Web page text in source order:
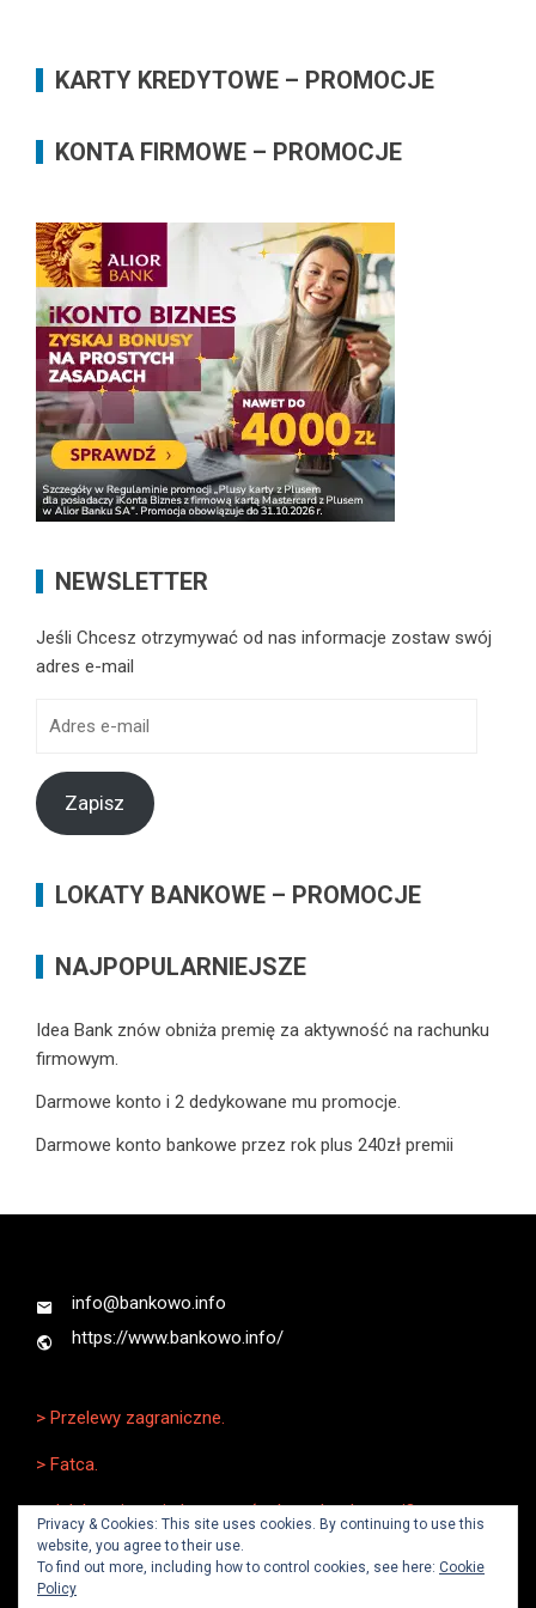
Privacy & Cookies: This site uses cookies. By continuing to use this
website, you agree to their use.
To find out more, including how to control cookies, see here: Cookie
Policy
KARTY KREDYTOWE – PROMOCJE
KONTA FIRMOWE – PROMOCJE
NEWSLETTER
Jeśli Chcesz otrzymywać od nas informacje zostaw swój
adres e-mail
mail
Zapisz
LOKATY BANKOWE – PROMOCJE
NAJPOPULARNIEJSZE
Idea Bank znów obniża premię za aktywność na rachunku
firmowym.
Darmowe konto i 2 dedykowane mu promocje.
Darmowe konto bankowe przez rok plus 240zł premii
info@bankowo.info
https://www.bankowo.info/
> Przelewy zagraniczne.
> Fatca.
> Jak bezpiecznie korzystać z karty kredytowej?.